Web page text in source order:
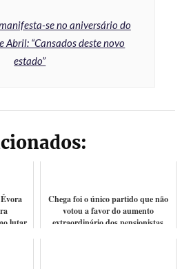
se no aniversário do
Abril: “Cansados deste novo
estado”
lutar
Chega foi o único partido que não
votou a favor do aumento
extraordinário dos pensionistas